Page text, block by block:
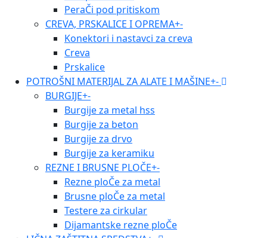
PeraČi pod pritiskom
CREVA, PRSKALICE I OPREMA+-
Konektori i nastavci za creva
Creva
Prskalice
POTROŠNI MATERIJAL ZA ALATE I MAŠINE+-
BURGIJE+-
Burgije za metal hss
Burgije za beton
Burgije za drvo
Burgije za keramiku
REZNE I BRUSNE PLOČE+-
Rezne ploČe za metal
Brusne ploČe za metal
Testere za cirkular
Dijamantske rezne ploČe